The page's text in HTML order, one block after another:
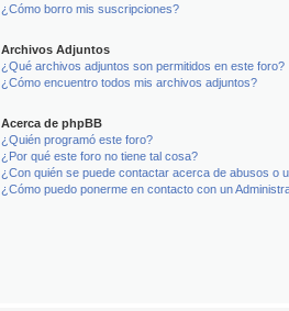
¿Cómo borro mis suscripciones?
Archivos Adjuntos
¿Qué archivos adjuntos son permitidos en este foro?
¿Cómo encuentro todos mis archivos adjuntos?
Acerca de phpBB
¿Quién programó este foro?
¿Por qué este foro no tiene tal cosa?
¿Con quién se puede contactar acerca de abusos o
¿Cómo puedo ponerme en contacto con un